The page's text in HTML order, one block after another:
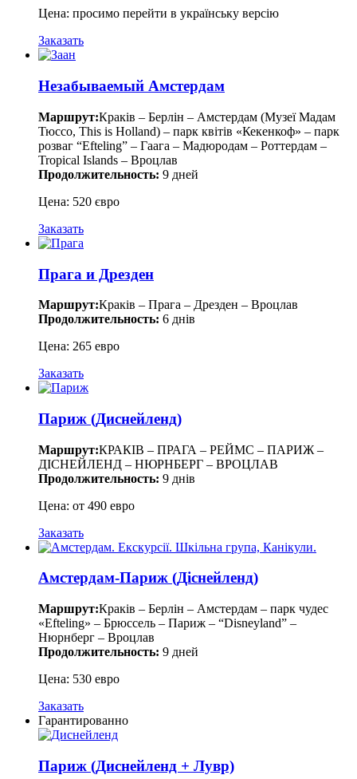
Цена: просимо перейти в українську версію
Заказать
Незабываемый Амстердам
Маршрут:Краків – Берлін – Амстердам (Музеї Мадам
Тюссо, This is Holland) – парк квітів «Кекенкоф» – парк
розваг “Efteling” – Гаага – Мадюродам – Роттердам –
Tropical Islands – Вроцлав
Продолжительность: 9 дней
Цена: 520 євро
Заказать
Прага и Дрезден
Маршрут:Краків – Прага – Дрезден – Вроцлав
Продолжительность: 6 днів
Цена: 265 евро
Заказать
Париж (Диснейленд)
Маршрут:КРАКІВ – ПРАГА – РЕЙМС – ПАРИЖ –
ДІСНЕЙЛЕНД – НЮРНБЕРГ – ВРОЦЛАВ
Продолжительность: 9 днів
Цена: от 490 евро
Заказать
Амстердам-Париж (Діснейленд)
Маршрут:Краків – Берлін – Амстердам – парк чудес
«Efteling» – Брюссель – Париж – “Disneyland” –
Нюрнберг – Вроцлав
Продолжительность: 9 дней
Цена: 530 евро
Заказать
Гарантированно
Париж (Диснейленд + Лувр)